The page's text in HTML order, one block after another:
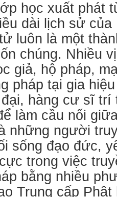
học xuất phát
dài lịch sử
luôn là một
chúng. Nhiều
giả, hộ pháp,
pháp tại gia
hàng cư sĩ
làm cầu nối
những người
sống đạo đức,
trong việc
bằng nhiều
Trung cấp Phật